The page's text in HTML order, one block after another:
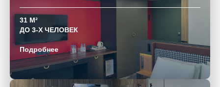
31 М²
ДО 3-Х ЧЕЛОВЕК
Подробнее